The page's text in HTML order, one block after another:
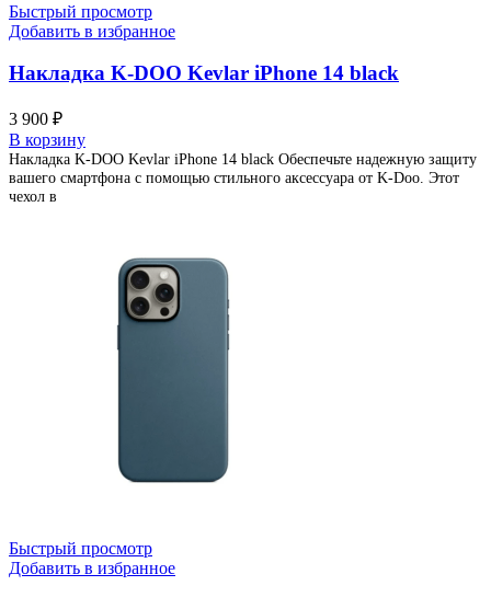
Быстрый просмотр
Добавить в избранное
Накладка K-DOO Kevlar iPhone 14 black
3 900 ₽
В корзину
Накладка K-DOO Kevlar iPhone 14 black Обеспечьте надежную защиту
вашего смартфона с помощью стильного аксессуара от K-Doo. Этот
чехол в
Быстрый просмотр
Добавить в избранное